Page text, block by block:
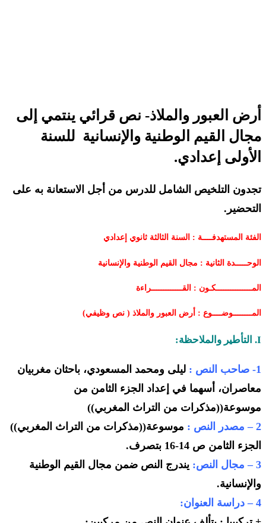
أرض العبور والملاذ- نص قرائي ينتمي إلى
مجال القيم الوطنية والإنسانية للسنة
الأولى إعدادي.
تجدون التلخيص الشامل للدرس من أجل الاستعانة به على
التحضير.
الفئة المستهدفــــة : السنة الثالثة ثانوي إعدادي
الوحـــــدة الثانية : مجال القيم الوطنية والإنسانية
المـــــــــــــــكـون : القـــــــــــــراءة
المــــــــوضــــوع : أرض العبور والملاذ ( نص وظيفي)
I. التأطير والملاحظة:
1- صاحب النص :
ليلى ومحمد المسعودي، باحثان مغربيان
معاصران، أسهما في إعداد الجزء الثامن من
موسوعة((مذكرات من التراث المغربي))
2 – مصدر النص :
موسوعة((مذكرات من التراث المغربي))
الجزء الثامن ص 14-16 بتصرف.
3 – مجال النص:
يندرج النص ضمن مجال القيم الوطنية
والإنسانية.
4 – دراسة العنوان: